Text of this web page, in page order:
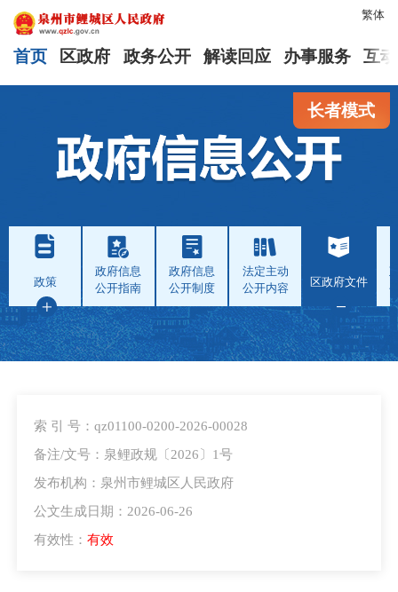
繁体
首页 区政府 政务公开 解读回应 办事服务 互
长者模式
政策
政府信息
公开指南
政府信息
公开制度
法定主动
公开内容
区政府文件
索 引 号：qz01100-0200-2026-00028
备注/文号：泉鲤政规〔2026〕1号
发布机构：泉州市鲤城区人民政府
公文生成日期：2026-06-26
有效性： 有效